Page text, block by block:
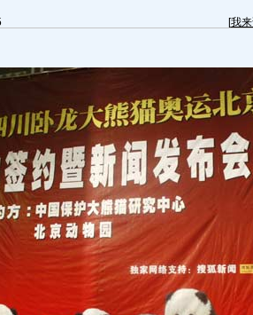
[我